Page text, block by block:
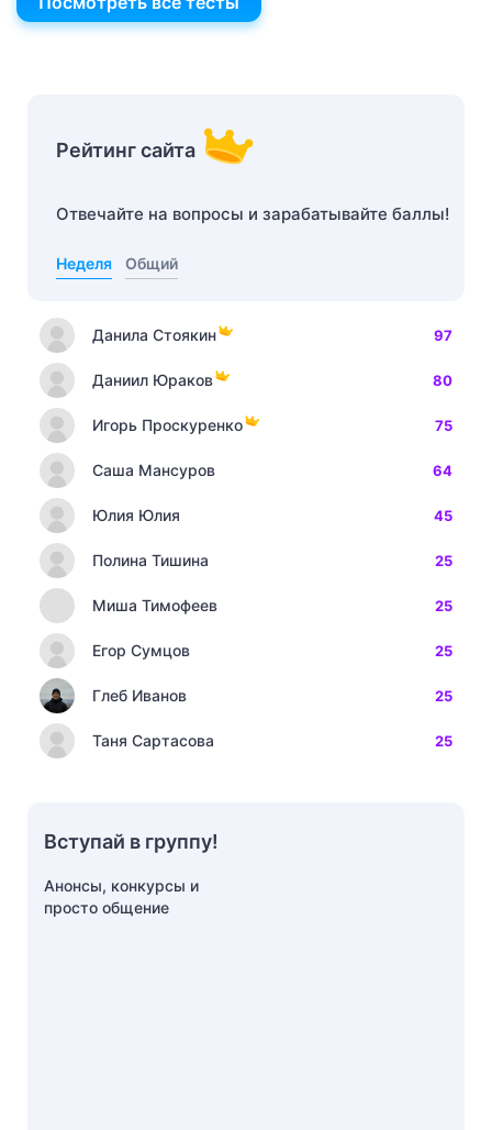
Рейтинг сайта
Отвечайте на вопросы и зарабатывайте баллы!
Неделя Общий
Данила Стоякин 97
Даниил Юраков 80
Игорь Проскуренко 75
Саша Мансуров 64
Юлия Юлия 45
Полина Тишина 25
Миша Тимофеев 25
Егор Сумцов 25
Глеб Иванов 25
Таня Сартасова 25
Вступай в группу!
Анонсы, конкурсы и
просто общение